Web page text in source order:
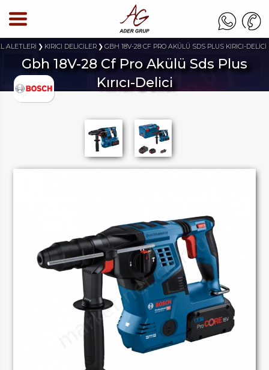
ALETLERİ KIRICI DELİCİLER GBH 18V-28 CF PRO AKÜLÜ SDS PLUS KIRICI-DELİCİ
Gbh 18V-28 Cf Pro Akülü Sds Plus
Kırıcı-Delici